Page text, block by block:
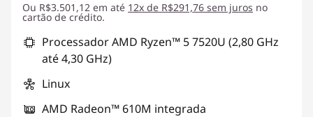
Economias instantâneas :-R$983,44
Ou R$3.501,12 em até 12x de R$291,76 sem juros no
cartão de crédito.
Processador AMD Ryzen™ 5 7520U (2,80 GHz
até 4,30 GHz)
Linux
AMD Radeon™ 610M integrada